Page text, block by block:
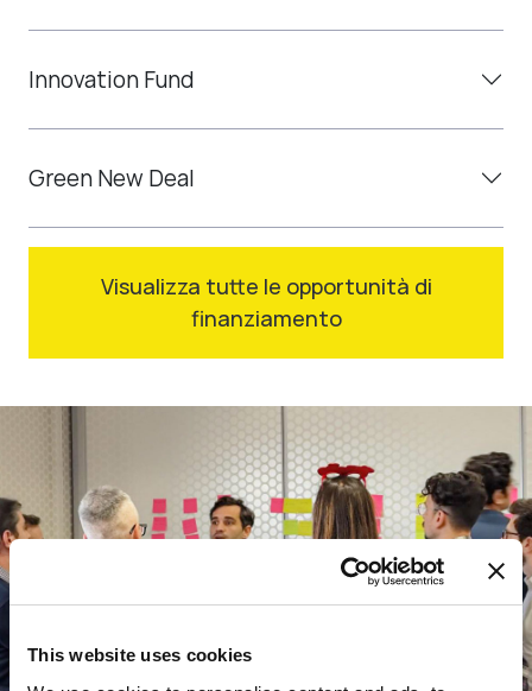
This website uses cookies
Innovation Fund
Green New Deal
Visualizza tutte le opportunità di
finanziamento